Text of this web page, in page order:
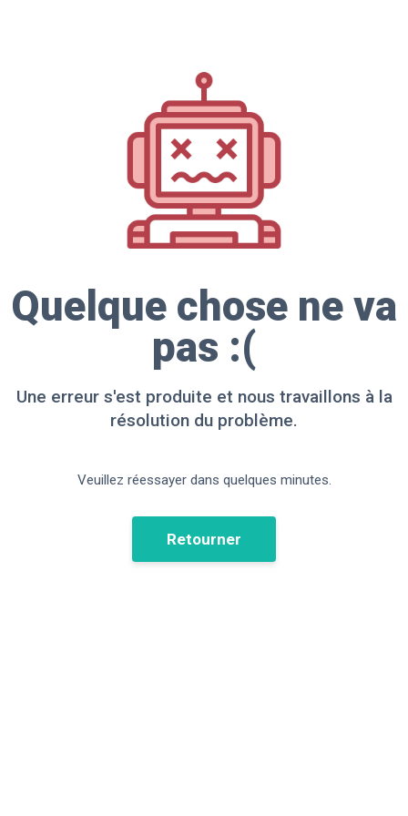
Quelque chose ne va
pas :(
Une erreur s'est produite et nous travaillons à la
résolution du problème.
Veuillez réessayer dans quelques minutes.
Retourner